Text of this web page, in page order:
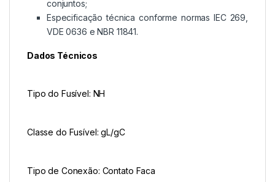
conjuntos;
Especificação técnica conforme normas IEC 269,
VDE 0636 e NBR 11841.
Dados Técnicos
Tipo do Fusível: NH
Classe do Fusível: gL/gC
Tipo de Conexão: Contato Faca